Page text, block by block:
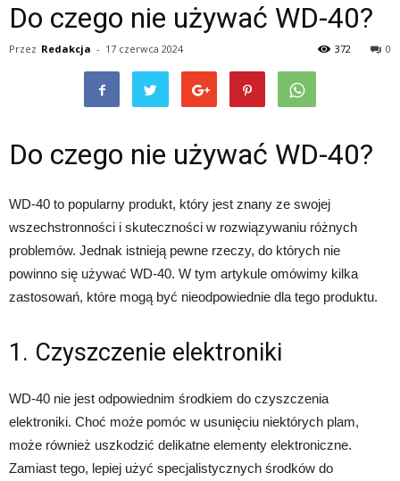
Do czego nie używać WD-40?
Przez Redakcja - 17 czerwca 2024 0
372
Do czego nie używać WD-40?
WD-40 to popularny produkt, który jest znany ze swojej
wszechstronności i skuteczności w rozwiązywaniu różnych
problemów. Jednak istnieją pewne rzeczy, do których nie
powinno się używać WD-40. W tym artykule omówimy kilka
zastosowań, które mogą być nieodpowiednie dla tego produktu.
1. Czyszczenie elektroniki
WD-40 nie jest odpowiednim środkiem do czyszczenia
elektroniki. Choć może pomóc w usunięciu niektórych plam,
może również uszkodzić delikatne elementy elektroniczne.
Zamiast tego, lepiej użyć specjalistycznych środków do